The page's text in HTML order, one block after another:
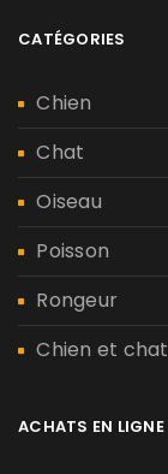
CATÉGORIES
Chien
Chat
Oiseau
Poisson
Rongeur
Chien et chat
ACHATS EN LIGNE